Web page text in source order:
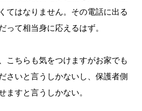
てはなりません。その電話に出る
って相当身に応えるはず。
こちらも気をつけますがお家でも
さいと言うしかないし、保護者側
ますと言うしかない。